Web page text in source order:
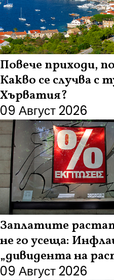
Повече приходи,
Какво се случва с
Хърватия?
09 Август 2026
Заплатите
не го усеща:
„дивидента на
09 Август 2026